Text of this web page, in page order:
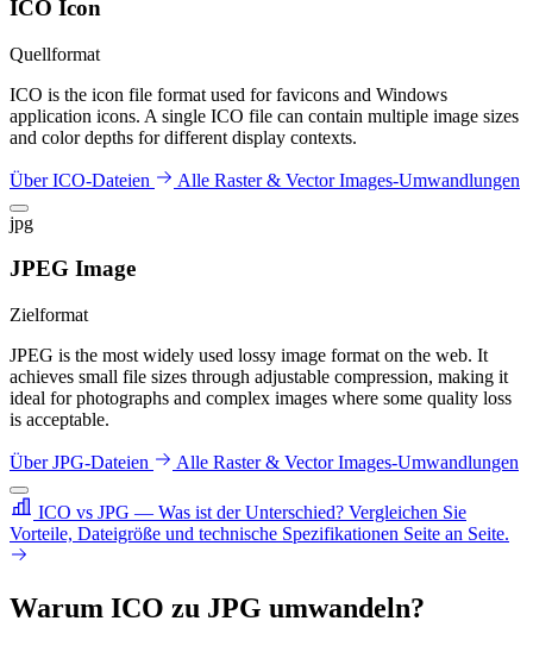
ICO Icon
Quellformat
ICO is the icon file format used for favicons and Windows
application icons. A single ICO file can contain multiple image sizes
and color depths for different display contexts.
Über ICO-Dateien Alle Raster & Vector Images-Umwandlungen
jpg
JPEG Image
Zielformat
JPEG is the most widely used lossy image format on the web. It
achieves small file sizes through adjustable compression, making it
ideal for photographs and complex images where some quality loss
is acceptable.
Über JPG-Dateien Alle Raster & Vector Images-Umwandlungen
ICO vs JPG — Was ist der Unterschied? Vergleichen Sie
Vorteile, Dateigröße und technische Spezifikationen Seite an Seite.
Warum ICO zu JPG umwandeln?